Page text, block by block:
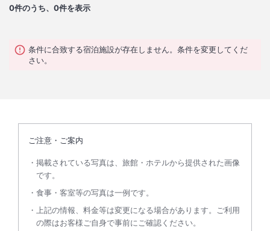
0件のうち、0件を表示
条件に合致する宿泊施設が存在しません。条件を変更してくだ
さい。
ご注意・ご案内
掲載されている写真は、旅館・ホテルから提供された画像
です。
食事・客室等の写真は一例です。
上記の情報、料金等は変更になる場合があります。ご利用
の際はお客様ご自身で事前にご確認ください。